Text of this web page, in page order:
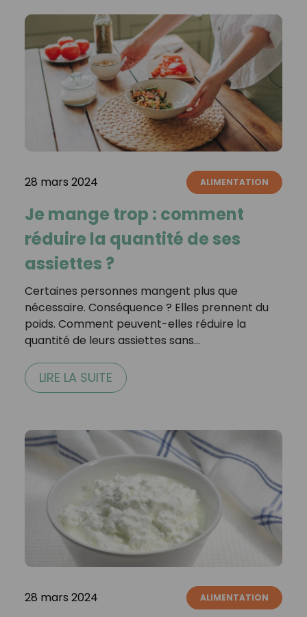
28 mars 2024 ALIMENTATION
Je mange trop : comment
réduire la quantité de ses
assiettes ?
Certaines personnes mangent plus que
nécessaire. Conséquence ? Elles prennent du
poids. Comment peuvent-elles réduire la
quantité de leurs assiettes sans…
LIRE LA SUITE
28 mars 2024 ALIMENTATION